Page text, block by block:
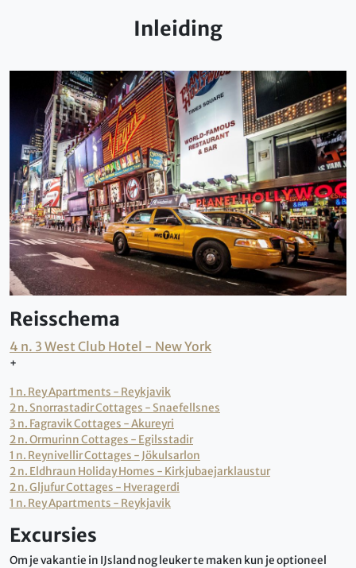
Inleiding
Reisschema
4 n. 3 West Club Hotel - New York
+
1 n. Rey Apartments - Reykjavik
2 n. Snorrastadir Cottages - Snaefellsnes
3 n. Fagravik Cottages - Akureyri
2 n. Ormurinn Cottages - Egilsstadir
1 n. Reynivellir Cottages - Jökulsarlon
2 n. Eldhraun Holiday Homes - Kirkjubaejarklaustur
2 n. Gljufur Cottages - Hveragerdi
1 n. Rey Apartments - Reykjavik
Excursies
Om je vakantie in IJsland nog leuker te maken kun je optioneel